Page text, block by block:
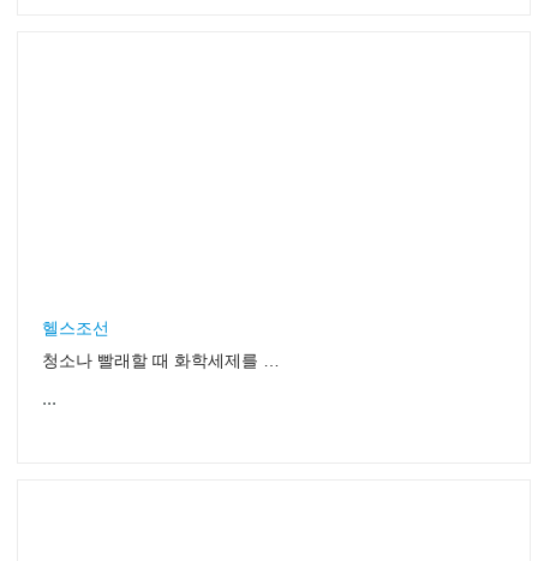
헬스조선
청소나 빨래할 때 화학세제를 빼세요!
...